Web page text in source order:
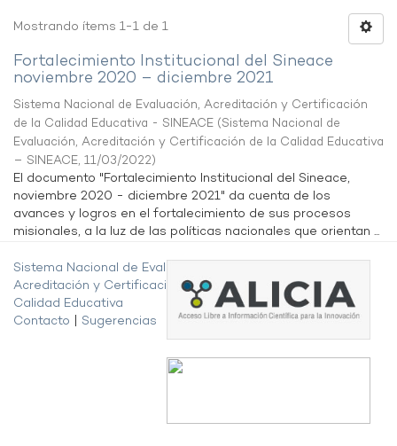
Mostrando ítems 1-1 de 1
Fortalecimiento Institucional del Sineace
noviembre 2020 – diciembre 2021
Sistema Nacional de Evaluación, Acreditación y Certificación
de la Calidad Educativa - SINEACE (Sistema Nacional de
Evaluación, Acreditación y Certificación de la Calidad Educativa
– SINEACE, 11/03/2022)
El documento "Fortalecimiento Institucional del Sineace,
noviembre 2020 - diciembre 2021" da cuenta de los
avances y logros en el fortalecimiento de sus procesos
misionales, a la luz de las políticas nacionales que orientan ...
Sistema Nacional de Evaluación,
Acreditación y Certificación de la
Calidad Educativa
Contacto
Sugerencias